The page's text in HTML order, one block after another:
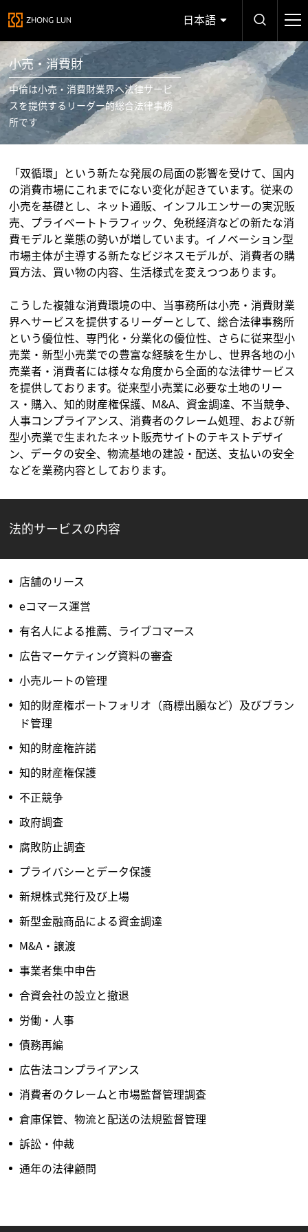
日本語
小売・消費財
中倫は小売・消費財業界へ法律サービ
スを提供するリーダー的総合法律事務
所です
「双循環」という新たな発展の局面の影響を受けて、国内
の消費市場にこれまでにない変化が起きています。従来の
小売を基礎とし、ネット通販、インフルエンサーの実況販
売、プライベートトラフィック、免税経済などの新たな消
費モデルと業態の勢いが増しています。イノベーション型
市場主体が主導する新たなビジネスモデルが、消費者の購
買方法、買い物の内容、生活様式を変えつつあります。
こうした複雑な消費環境の中、当事務所は小売・消費財業
界へサービスを提供するリーダーとして、総合法律事務所
という優位性、専門化・分業化の優位性、さらに従来型小
売業・新型小売業での豊富な経験を生かし、世界各地の小
売業者・消費者には様々な角度から全面的な法律サービス
を提供しております。従来型小売業に必要な土地のリー
ス・購入、知的財産権保護、M&A、資金調達、不当競争、
人事コンプライアンス、消費者のクレーム処理、および新
型小売業で生まれたネット販売サイトのテキストデザイ
ン、データの安全、物流基地の建設・配送、支払いの安全
などを業務内容としております。
法的サービスの内容
店舗のリース
eコマース運営
有名人による推薦、ライブコマース
広告マーケティング資料の審査
小売ルートの管理
知的財産権ポートフォリオ（商標出願など）及びブラン
ド管理
知的財産権許諾
知的財産権保護
不正競争
政府調査
腐敗防止調査
プライバシーとデータ保護
新規株式発行及び上場
新型金融商品による資金調達
M&A・譲渡
事業者集中申告
合資会社の設立と撤退
労働・人事
債務再編
広告法コンプライアンス
消費者のクレームと市場監督管理調査
倉庫保管、物流と配送の法規監督管理
訴訟・仲裁
通年の法律顧問